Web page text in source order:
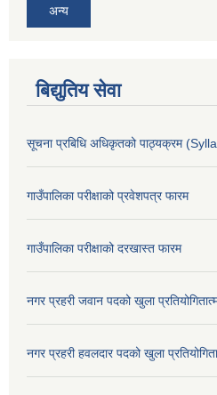
अन्य
बिद्युतिय सेवा
सूचना प्रबिधि अधिकृतको पाठ्यक्रम
गाउँपालिका परीक्षाको प्रवेशपत्र फारम
गाउँपालिका परीक्षाको दरखास्त फारम
नगर प्रहरी जवान पदको खुला
नगर प्रहरी हवलदार पदको खुला